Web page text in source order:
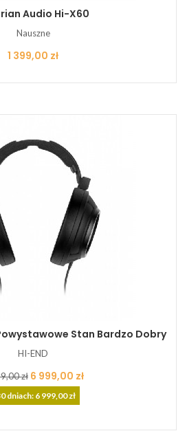
Audio Hi-X60
Nauszne
Cena
1 399,00 zł
Stan Bardzo Dobry
HI-END
zł Cena
6 999,00 zł
dniach: 6 999,00 zł